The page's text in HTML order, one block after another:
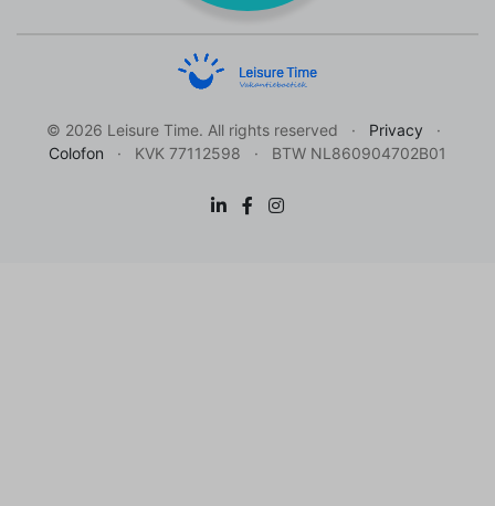
© 2026 Leisure Time. All rights reserved
Privacy
Colofon
KVK 77112598 BTW NL860904702B01